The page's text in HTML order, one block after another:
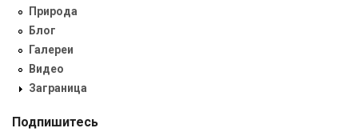
Природа
Блог
Галереи
Видео
Заграница
Подпишитесь